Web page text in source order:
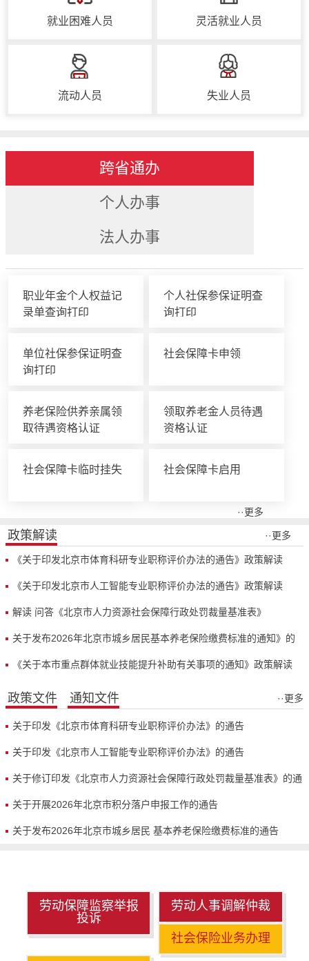
就业困难人员 灵活就业人员
流动人员 失业人员
跨省通办
个人办事
法人办事
职业年金个人权益记
录单查询打印
个人社保参保证明查
询打印
单位社保参保证明查
询打印
社会保障卡申领
养老保险供养亲属领
取待遇资格认证
领取养老金人员待遇
资格认证
社会保障卡临时挂失 社会保障卡启用
··更多
政策解读 ··更多
《关于印发北京市体育科研专业职称评价办法的通告》政策解读
《关于印发北京市人工智能专业职称评价办法的通告》政策解读
解读 问答《北京市人力资源社会保障行政处罚裁量基准表》
关于发布2026年北京市城乡居民基本养老保险缴费标准的通知》的
政策解读
《关于本市重点群体就业技能提升补助有关事项的通知》政策解读
政策文件 通知文件 ··更多
关于印发《北京市体育科研专业职称评价办法》的通告
关于印发《北京市人工智能专业职称评价办法》的通告
关于修订印发《北京市人力资源社会保障行政处罚裁量基准表》的通
知关于开展2026年北京市积分落户申报工作的通告
关于发布2026年北京市城乡居民 基本养老保险缴费标准的通告
劳动保障监察举报
投诉
劳动人事调解仲裁
社会保险业务办理